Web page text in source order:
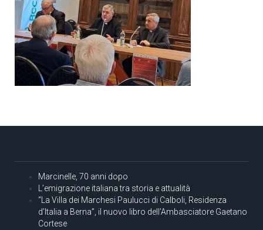
Marcinelle, 70 anni dopo
L’emigrazione italiana tra storia e attualità
“La Villa dei Marchesi Paulucci di Calboli, Residenza
d’Italia a Berna”, il nuovo libro dell’Ambasciatore Gaetano
Cortese